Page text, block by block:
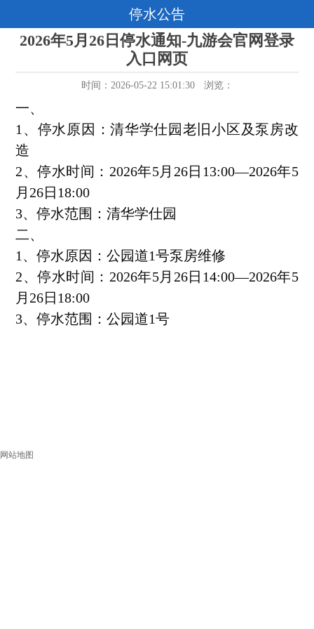
停水公告
2026年5月26日停水通知-九游会官网登录
入口网页
时间：2026-05-22 15:01:30 浏览：
一、
1 、 停水原因：清华学仕园老旧小区及泵房改
造
2、停水时间： 2026年5月 26日13:00—2026年5
月26日 18:00
3、停水范围 ：清华学仕园
二、
1 、停水原因：公园道1号泵房维修
2、停水时间： 2026年5月 26日14:00—2026年5
月26日 18:00
3、停水范围 ：公园道1号
网站地图